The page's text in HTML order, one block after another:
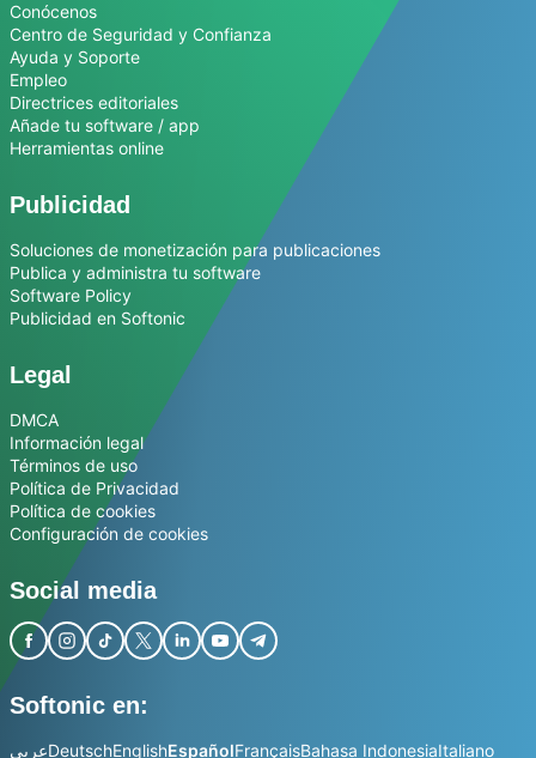
Conócenos
Centro de Seguridad y Confianza
Ayuda y Soporte
Empleo
Directrices editoriales
Añade tu software / app
Herramientas online
Publicidad
Soluciones de monetización para publicaciones
Publica y administra tu software
Software Policy
Publicidad en Softonic
Legal
DMCA
Información legal
Términos de uso
Política de Privacidad
Política de cookies
Configuración de cookies
Social media
Softonic en:
عربيDeutschEnglishEspañolFrançaisBahasa IndonesiaItaliano